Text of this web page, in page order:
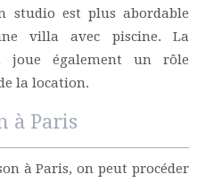
studio est plus abordable
villa avec piscine. La
joue également un rôle
la location.
à Paris
à Paris, on peut procéder